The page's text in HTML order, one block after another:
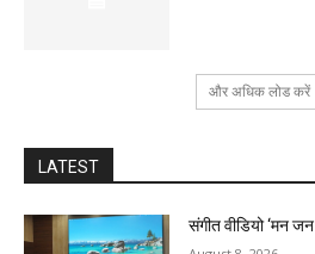
और अधिक लोड करें
LATEST
संगीत वीडियो ‘मन जन